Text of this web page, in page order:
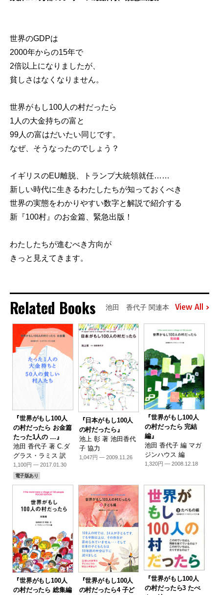
世界のGDPは
2000年からの15年で
2倍以上になりましたが、
貧しさはなくなりません。
世界がもし100人の村だったら
1人の大金持ちの富と
99人の富はだいたい同じです。
なぜ、そうなったのでしょう？
イギリスのEU離脱、トランプ大統領就任……
新しい時代に生きるわたしたちが知っておくべき
世界の実態をわかりやすい数字と解説で紹介する
新『100村』のお金篇、緊急出版！
わたしたちが進むべき方向が
きっと見えてきます。
Related Books 池田 香代子 関連本 View All
『世界がもし100人
の村だったら お金篇
たった1人の …』
池田 香代子 著 C.ダ
グラス・ラミス 訳
1,100円 — 2017.01.30
電子版あり
『日本がもし100人
の村だったら』
池上 彰 著 池田香代
子 協力
1,047円 — 2009.11.26
『世界がもし100人
の村だったら 完結
編』
池田 香代子 編 マガ
ジンハウス 編
1,320円 — 2008.12.18
『世界がもし100人
の村だったら 総集編
『世界がもし100人
の村だったら4 子ど
『世界がもし100人
の村だったら3 たべ